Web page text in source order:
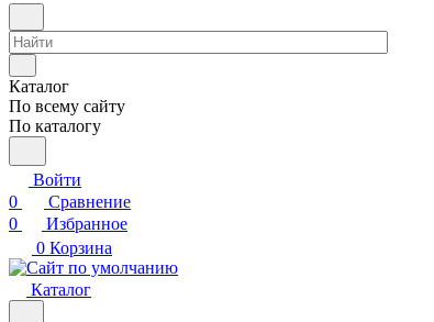
Каталог
По всему сайту
По каталогу
Войти
0
Сравнение
0
Избранное
0 Корзина
Каталог